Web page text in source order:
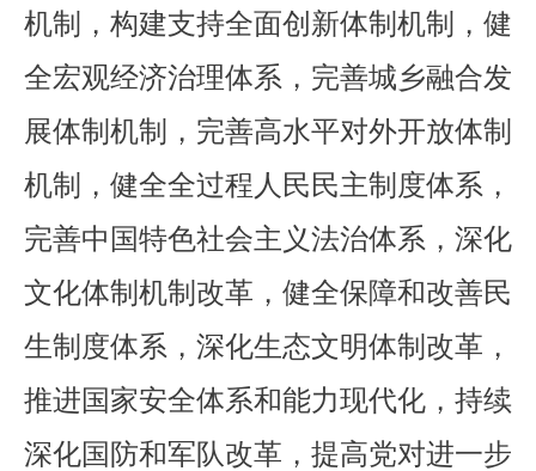
机制，构建支持全面创新体制机制，健
全宏观经济治理体系，完善城乡融合发
展体制机制，完善高水平对外开放体制
机制，健全全过程人民民主制度体系，
完善中国特色社会主义法治体系，深化
文化体制机制改革，健全保障和改善民
生制度体系，深化生态文明体制改革，
推进国家安全体系和能力现代化，持续
深化国防和军队改革，提高党对进一步